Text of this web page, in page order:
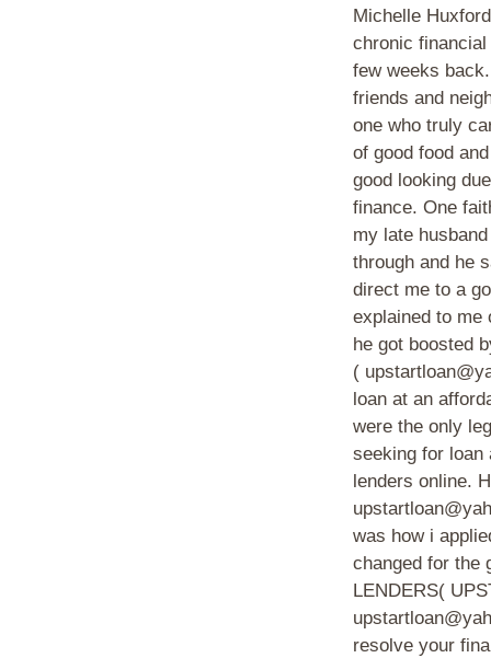
Michelle
chronic
few weeks
friends and
one who truly
of good food
good looking
finance. One
my late
through and he
direct me to a
explained to me
he got boosted
(
loan at an
were the only
seeking for loan
lenders online.
was how i
changed for the
LENDERS(
resolve your